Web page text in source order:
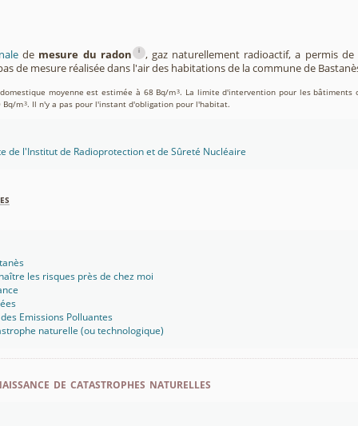
de mesure du radon i
, gaz naturellement radioactif, a permis
de mesure réalisée dans l'air des habitations de la commune de
moyenne est estimée à 68 Bq/m3. La limite d'intervention pour les bâtiments
Bq/m3. Il n'y a pas pour l'instant d'obligation pour l'habitat.
de l'Institut de Radioprotection et de Sûreté Nucléaire
les risques près de chez moi
Emissions Polluantes
naturelle (ou technologique)
de catastrophes naturelles